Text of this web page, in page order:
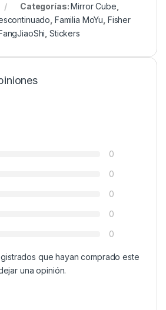
Categorías:Mirror Cube
Familia MoYu Fisher
,Stickers
0
0
0
0
0
que hayan comprado este
una opinión.